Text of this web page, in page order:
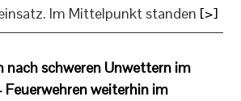
Im Mittelpunkt standen [>]
nach schweren Unwettern im
weiterhin im